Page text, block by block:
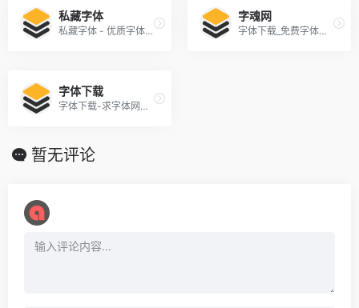
私藏字体
私藏字体 - 优质字体免费下载站
字魂网
字体下载_免费字体下载_商用字体设计定制--字魂网
字体下载
字体下载-求字体网提供中文和英文字体库下载、识别与预览服务，找字体的好帮手
暂无评论